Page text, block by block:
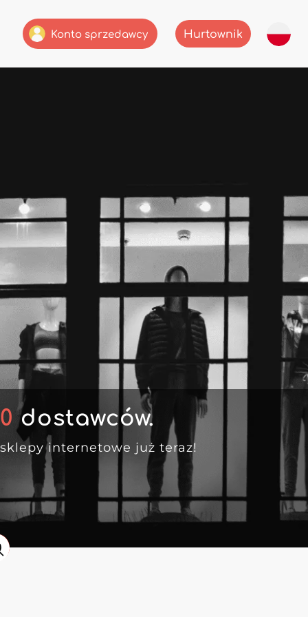
Konto sprzedawcy Hurtownik
dostawców.
internetowe już teraz!